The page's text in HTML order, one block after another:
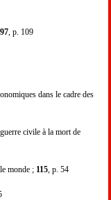
97 , p. 109
dans le cadre des
civile à la mort de
monde ; 115 , p. 54